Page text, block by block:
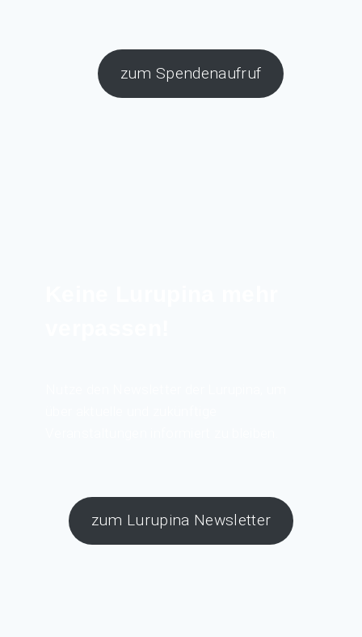
zum Spendenaufruf
zum Lurupina Newsletter